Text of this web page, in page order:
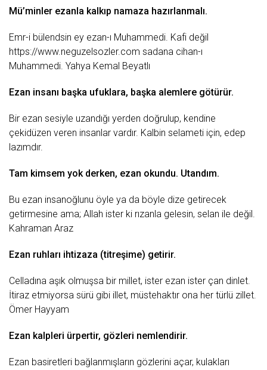
Mü’minler ezanla kalkıp namaza hazırlanmalı.
Emr-i bülendsin ey ezan-ı Muhammedi. Kafi değil
https://www.neguzelsozler.com sadana cihan-ı
Muhammedi. Yahya Kemal Beyatlı
Ezan insanı başka ufuklara, başka alemlere götürür.
Bir ezan sesiyle uzandığı yerden doğrulup, kendine
çekidüzen veren insanlar vardır. Kalbin selameti için, edep
lazımdır.
Tam kimsem yok derken, ezan okundu. Utandım.
Bu ezan insanoğlunu öyle ya da böyle dize getirecek
getirmesine ama; Allah ister ki rızanla gelesin, selan ile değil.
Kahraman Araz
Ezan ruhları ihtizaza (titreşime) getirir.
Celladına aşık olmuşsa bir millet, ister ezan ister çan dinlet.
İtiraz etmiyorsa sürü gibi illet, müstehaktır ona her türlü zillet.
Ömer Hayyam
Ezan kalpleri ürpertir, gözleri nemlendirir.
Ezan basiretleri bağlanmışların gözlerini açar, kulakları